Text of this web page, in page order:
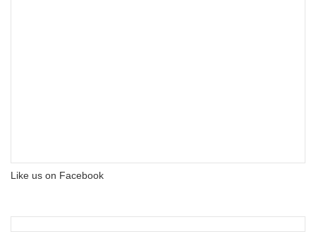
Like us on Facebook